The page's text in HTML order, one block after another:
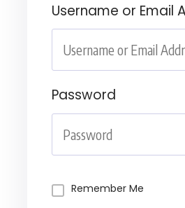
Username or Email
Password
Remember Me